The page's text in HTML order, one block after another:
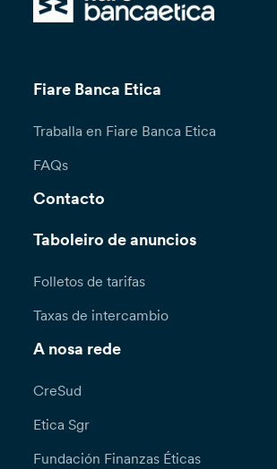
Fiare Banca Etica
Traballa en Fiare Banca Etica
FAQs
Contacto
Taboleiro de anuncios
Folletos de tarifas
Taxas de intercambio
A nosa rede
CreSud
Etica Sgr
Fundación Finanzas Éticas